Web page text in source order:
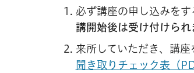
必ず講座の申し込みを
講開始後は受け付けられ
来所していただき、講
聞き取りチェック表（